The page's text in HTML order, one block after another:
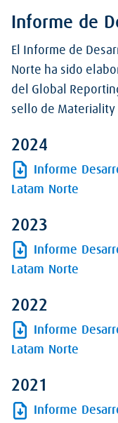
Informe de
El Informe de
Norte ha sido
del Global
sello de Materiality
2024
Informe
Latam Norte
2023
Informe
Latam Norte
2022
Informe
Latam Norte
2021
Informe